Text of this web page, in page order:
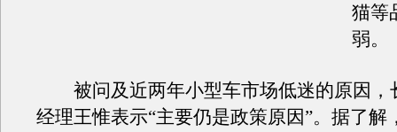
猫等
弱。
被问及近两年小型车市场低迷的原因，
经理王惟表示“主要仍是政策原因”。据了解